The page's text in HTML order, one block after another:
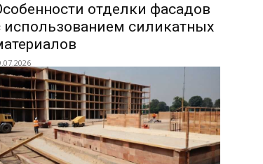
отделки фасадов
использованием силикатных